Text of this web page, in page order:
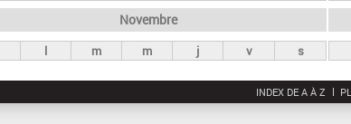
Novembre
l m m j v s
INDEX DE A À Z